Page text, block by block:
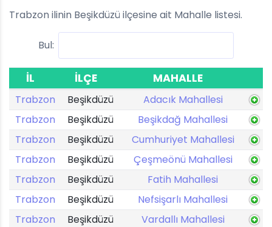
Trabzon ilinin Beşikdüzü ilçesine ait Mahalle listesi.
Bul:
İL İLÇE MAHALLE
Trabzon Beşikdüzü
Adacık Mahallesi
Trabzon
Beşikdüzü
Beşikdağ Mahallesi
Trabzon
Beşikdüzü
Cumhuriyet Mahallesi
Trabzon
Beşikdüzü
Çeşmeönü Mahallesi
Trabzon
Beşikdüzü
Fatih Mahallesi
Trabzon
Beşikdüzü
Nefsişarlı Mahallesi
Trabzon
Beşikdüzü Vardallı Mahallesi